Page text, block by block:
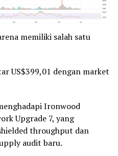
memiliki salah satu
US$399,01 dengan market
Ironwood
Upgrade 7, yang
throughput dan
audit baru.